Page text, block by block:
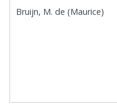
Bruijn, M. de (Maurice)